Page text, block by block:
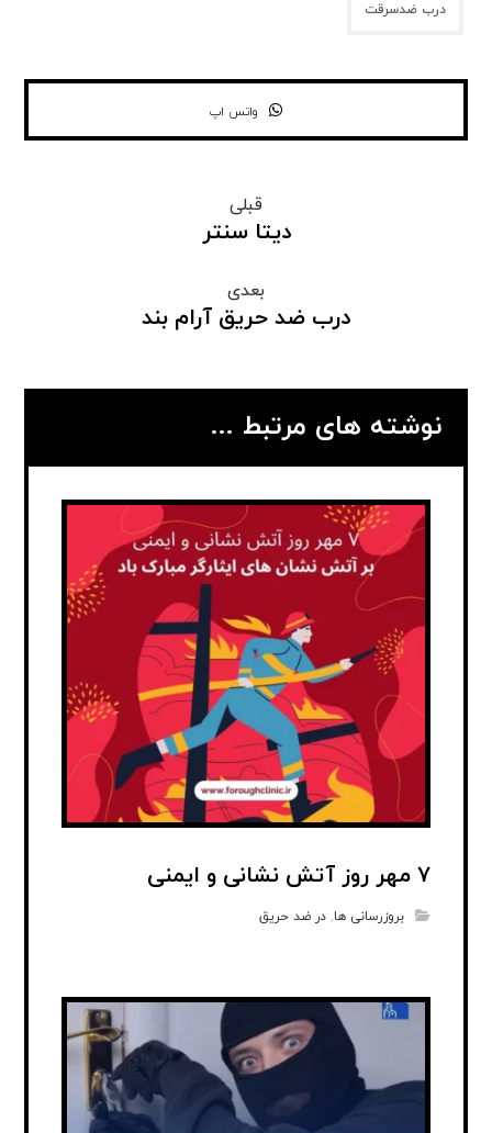
درب ضدسرقت
واتس اپ
قبلی
دیتا سنتر
بعدی
درب ضد حریق آرام بند
نوشته های مرتبط ...
۷ مهر روز آتش نشانی و ایمنی
بروزرسانی ها,در ضد حریق